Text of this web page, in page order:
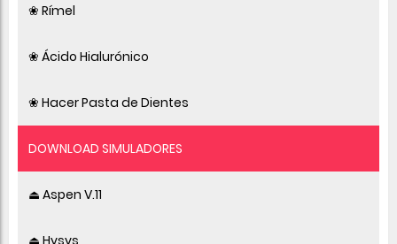
❀ Rímel
❀ Ácido Hialurónico
❀ Hacer Pasta de Dientes
DOWNLOAD SIMULADORES
⏏ Aspen V.11
⏏ Hysys